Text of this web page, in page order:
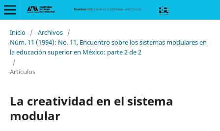
Inicio / Archivos /
Núm. 11 (1994): No. 11, Encuentro sobre los sistemas modulares en
la educación superior en México: parte 2 de 2
/
Artículos
La creatividad en el sistema
modular